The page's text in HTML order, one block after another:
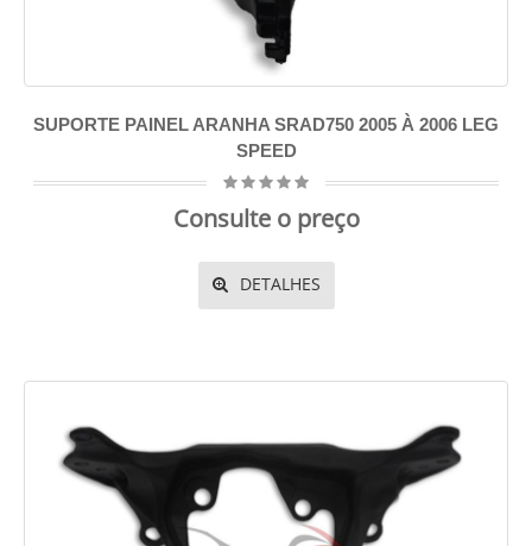
SUPORTE PAINEL ARANHA SRAD750 2005 À 2006 LEG
SPEED
Consulte o preço
DETALHES